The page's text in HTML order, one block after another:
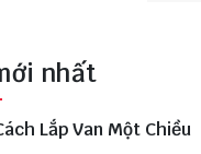
nhất
Lắp Van Một Chiều